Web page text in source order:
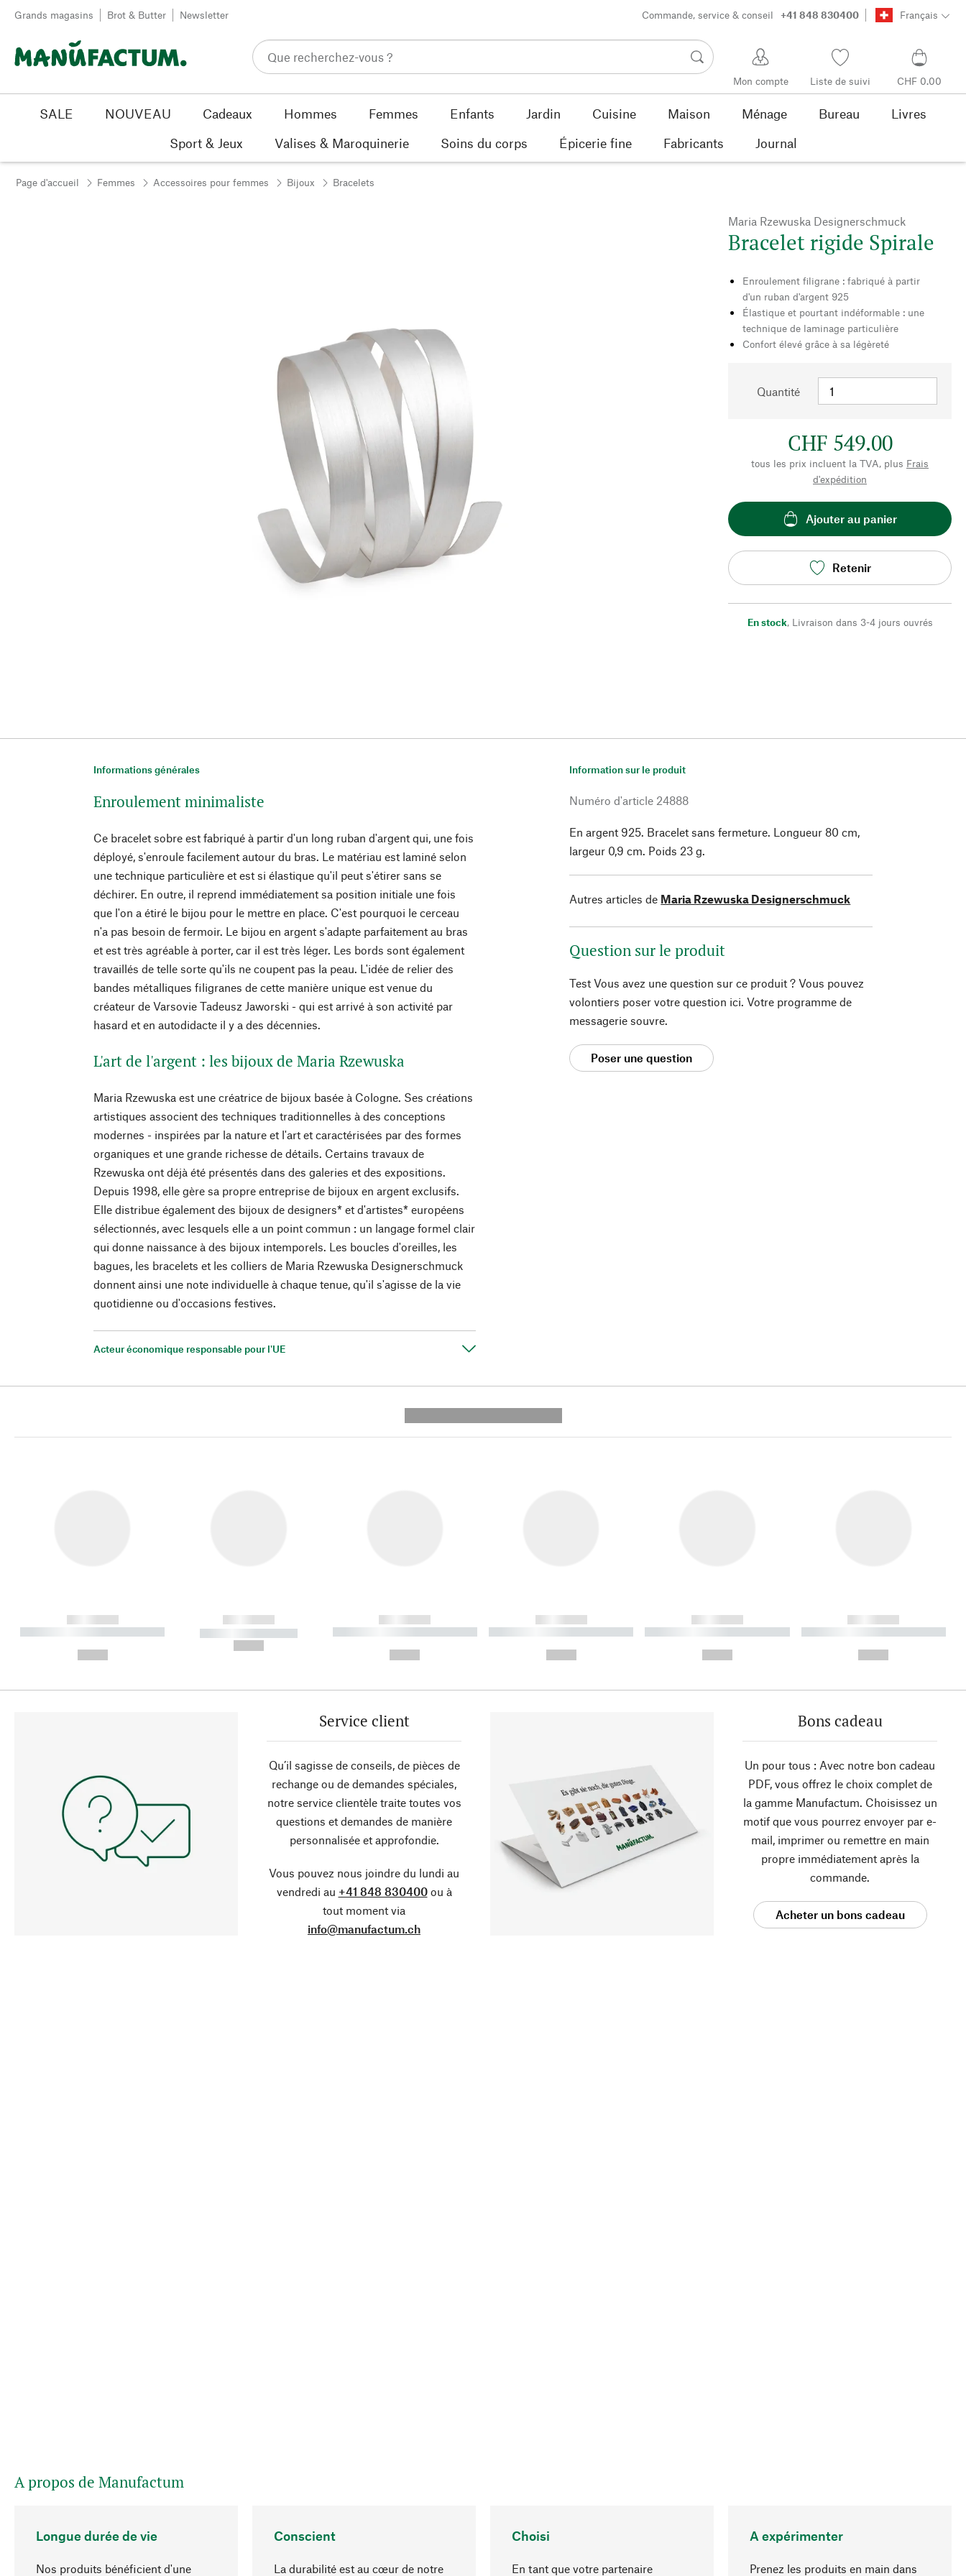
Passer au contenu
Grands magasins Brot & Butter Newsletter Commande, service & conseil +41 848 830400 Français
Mon compte Liste de suivi CHF 0.00
SALE NOUVEAU Cadeaux Hommes Femmes Enfants Jardin Cuisine Maison Ménage Bureau
Livres
Sport & Jeux
Valises & Maroquinerie Soins du corps Épicerie fine Fabricants Journal
Page d'accueil Femmes Accessoires pour femmes Bijoux Bracelets
Maria Rzewuska Designerschmuck
Bracelet rigide Spirale
Enroulement filigrane : fabriqué à partir
d'un ruban d'argent 925
Élastique et pourtant indéformable : une
technique de laminage particulière
Confort élevé grâce à sa légèreté
Quantité
CHF 549.00
tous les prix incluent la TVA, plus Frais
d'expédition
Ajouter au panier
Retenir
En stock, Livraison dans 3-4 jours ouvrés
Informations générales
Enroulement minimaliste
Ce bracelet sobre est fabriqué à partir d'un long ruban d'argent qui, une fois
déployé, s'enroule facilement autour du bras. Le matériau est laminé selon
une technique particulière et est si élastique qu'il peut s'étirer sans se
déchirer. En outre, il reprend immédiatement sa position initiale une fois
que l'on a étiré le bijou pour le mettre en place. C'est pourquoi le cerceau
n'a pas besoin de fermoir. Le bijou en argent s'adapte parfaitement au bras
et est très agréable à porter, car il est très léger. Les bords sont également
travaillés de telle sorte qu'ils ne coupent pas la peau. L'idée de relier des
bandes métalliques filigranes de cette manière unique est venue du
créateur de Varsovie Tadeusz Jaworski - qui est arrivé à son activité par
hasard et en autodidacte il y a des décennies.
L'art de l'argent : les bijoux de Maria Rzewuska
Maria Rzewuska est une créatrice de bijoux basée à Cologne. Ses créations
artistiques associent des techniques traditionnelles à des conceptions
modernes - inspirées par la nature et l'art et caractérisées par des formes
organiques et une grande richesse de détails. Certains travaux de
Rzewuska ont déjà été présentés dans des galeries et des expositions.
Depuis 1998, elle gère sa propre entreprise de bijoux en argent exclusifs.
Elle distribue également des bijoux de designers* et d'artistes* européens
sélectionnés, avec lesquels elle a un point commun : un langage formel clair
qui donne naissance à des bijoux intemporels. Les boucles d'oreilles, les
bagues, les bracelets et les colliers de Maria Rzewuska Designerschmuck
donnent ainsi une note individuelle à chaque tenue, qu'il s'agisse de la vie
quotidienne ou d'occasions festives.
Acteur économique responsable pour l'UE
Information sur le produit
Numéro d'article 24888
En argent 925. Bracelet sans fermeture. Longueur 80 cm,
largeur 0,9 cm. Poids 23 g.
Autres articles de Maria Rzewuska Designerschmuck
Question sur le produit
Test Vous avez une question sur ce produit ? Vous pouvez
volontiers poser votre question ici. Votre programme de
messagerie souvre.
Poser une question
------------
----------- ----------- ----------
------------
----------- -----------
------------
----------- ----------- ----------
------------
----------- ----------- ----------
------------
----------- ----------- ----------
------------
----------- ----------- ----------
Service client
Qu’il sagisse de conseils, de pièces de
rechange ou de demandes spéciales,
notre service clientèle traite toutes vos
questions et demandes de manière
personnalisée et approfondie.
Vous pouvez nous joindre du lundi au
vendredi au +41 848 830400ou à
tout moment via
info@manufactum.ch
Bons cadeau
Un pour tous : Avec notre bon cadeau
PDF, vous offrez le choix complet de
la gamme Manufactum. Choisissez un
motif que vous pourrez envoyer par e-
mail, imprimer ou remettre en main
propre immédiatement après la
commande.
Acheter un bons cadeau
A propos de Manufactum
Longue durée de vie
Nos produits bénéficient d'une
Conscient
La durabilité est au cœur de notre
Choisi
En tant que votre partenaire
A expérimenter
Prenez les produits en main dans